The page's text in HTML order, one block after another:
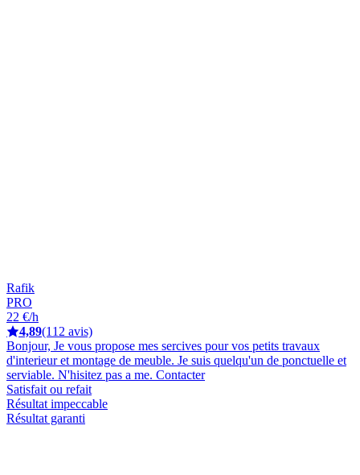
Rafik
PRO
22 €/h
4,89(112 avis)
Bonjour, Je vous propose mes sercives pour vos petits travaux
d'interieur et montage de meuble. Je suis quelqu'un de ponctuelle et
serviable. N'hisitez pas a me. Contacter
Satisfait ou refait
Résultat impeccable
Résultat garanti